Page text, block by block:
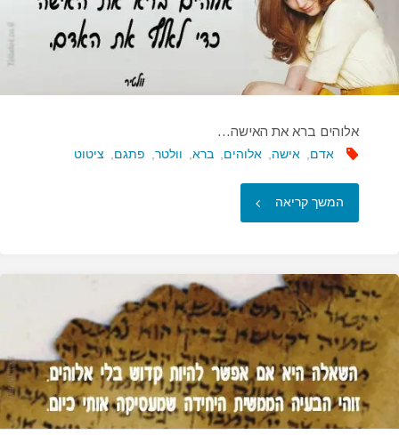
אלוהים ברא את האישה…
אדם, אישה, אלוהים, ברא, וולטר, פתגם, ציטוט
המשך קריאה "אלוהים
את
האישה…"